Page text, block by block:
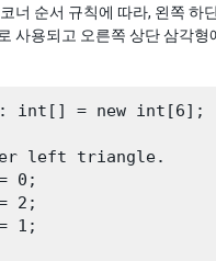
너 순서 규칙에 따라, 왼쪽 하
사용되고 오른쪽 상단 삼각형
int[] = new int[6];
left triangle.
0;
2;
1;